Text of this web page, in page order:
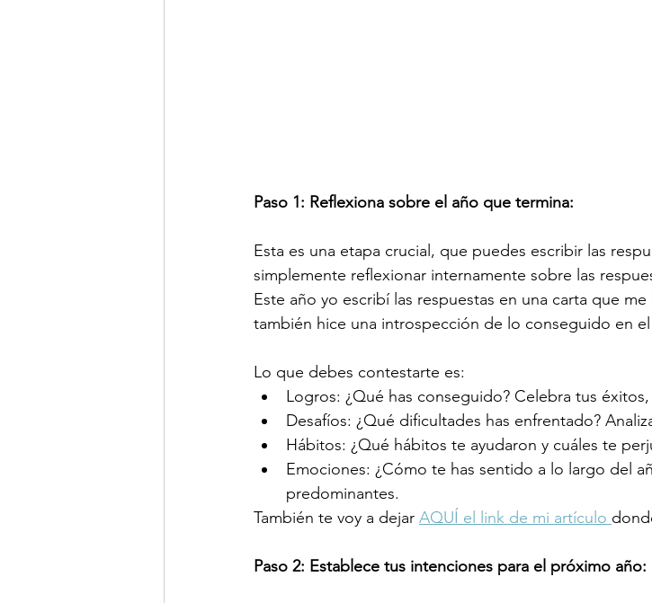
Paso 1: Reflexiona sobre el año que termina:
Esta es una etapa crucial, que puedes escribir las
simplemente reflexionar internamente sobre las
Este año yo escribí las respuestas en una carta que
también hice una introspección de lo conseguido en
Lo que debes contestarte es:
Logros: ¿Qué has conseguido? Celebra tus
Desafíos: ¿Qué dificultades has enfrentado?
Hábitos: ¿Qué hábitos te ayudaron y cuáles te
Emociones: ¿Cómo te has sentido a lo largo del
predominantes.
También te voy a dejar AQUÍ el link de mi artículo
Paso 2: Establece tus intenciones para el próximo año: